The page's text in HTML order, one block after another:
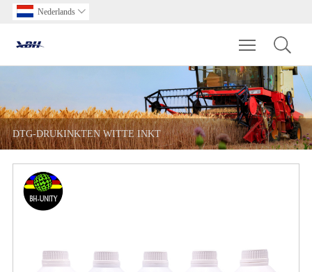
Nederlands 
Toggle
DTG-DRUKINKTEN WITTE INKT